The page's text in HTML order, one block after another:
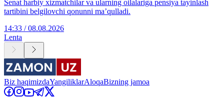
Senat harbiy xizmatchilar va ularning oilalariga pensiya tayinlash
tartibini belgilovchi qonunni ma’qulladi.
14:33 / 08.08.2026
Lenta
Biz haqimizdaYangiliklarAloqaBizning jamoa